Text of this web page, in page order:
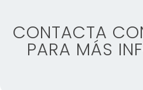
CONTACTA
PARA MÁS